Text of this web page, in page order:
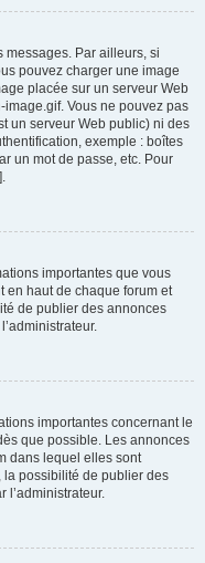
messages. Par ailleurs, si
pouvez charger une image
placée sur un serveur Web
Vous ne pouvez pas
un serveur Web public) ni des
exemple : boîtes
un mot de passe, etc. Pour
importantes que vous
en haut de chaque forum et
de publier des annonces
importantes concernant le
que possible. Les annonces
dans lequel elles sont
possibilité de publier des
l’administrateur.